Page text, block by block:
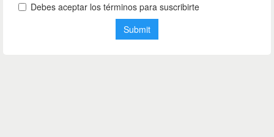
Debes aceptar los términos para suscribirte